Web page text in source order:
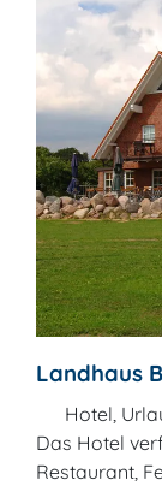
Landhaus
Hotel,
Das Hotel
Restaurant,